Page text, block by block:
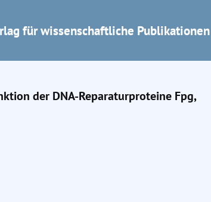
für wissenschaftliche Publikationen
der DNA-Reparaturproteine Fpg,